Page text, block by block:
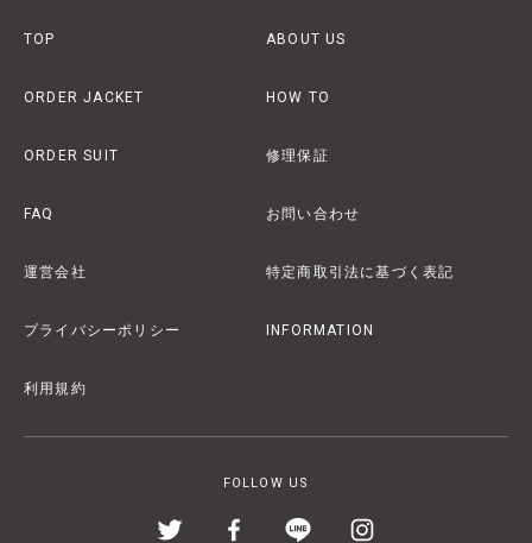
TOP ABOUT US
ORDER JACKET HOW TO
ORDER SUIT 修理保証
FAQ お問い合わせ
運営会社 特定商取引法に基づく表記
プライバシーポリシー INFORMATION
利用規約
FOLLOW US